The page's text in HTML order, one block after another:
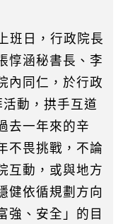
班日，行政院長
惇涵秘書長、李
內同仁，於行政
動，拱手互道
去一年來的辛
不畏挑戰，不論
互動，或與地方
健依循規劃方向
強、安全」的目